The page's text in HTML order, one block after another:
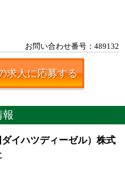
お問い合わせ番号：489132
求人に応募する
報
イハツディーゼル）株式